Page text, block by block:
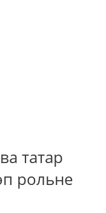
татар
рольне